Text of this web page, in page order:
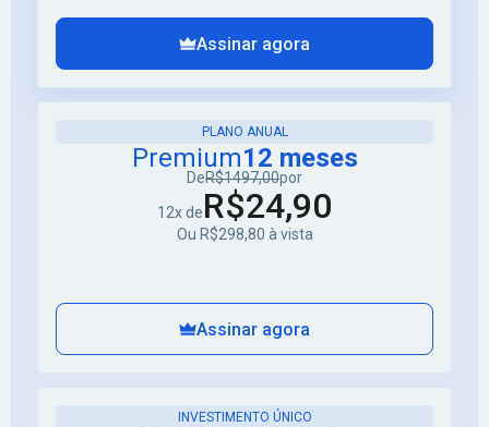
Assinar agora
PLANO ANUAL
Premium12 meses
DeR$1497,00por
12x deR$24,90
Ou R$298,80 à vista
Assinar agora
INVESTIMENTO ÚNICO